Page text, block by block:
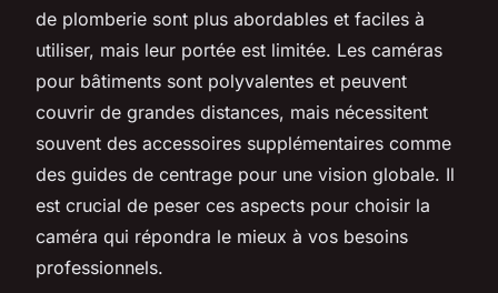
de plomberie sont plus abordables et faciles à
utiliser, mais leur portée est limitée. Les caméras
pour bâtiments sont polyvalentes et peuvent
couvrir de grandes distances, mais nécessitent
souvent des accessoires supplémentaires comme
des guides de centrage pour une vision globale. Il
est crucial de peser ces aspects pour choisir la
caméra qui répondra le mieux à vos besoins
professionnels.